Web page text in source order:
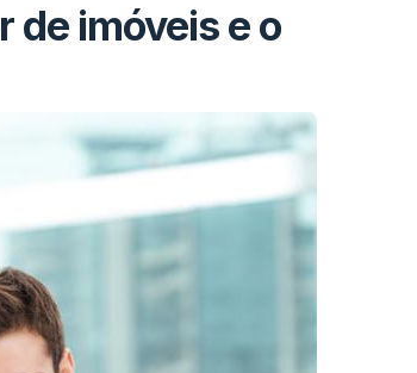
de imóveis e o